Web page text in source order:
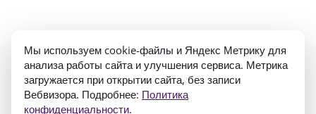
ИП Гуляев Е.А. ОГРН 310784709900570 ИНН
781020474307
Мы используем cookie-файлы и Яндекс Метрику для
анализа работы сайта и улучшения сервиса. Метрика
загружается при открытии сайта, без записи
Вебвизора. Подробнее: Политика
конфиденциальности.